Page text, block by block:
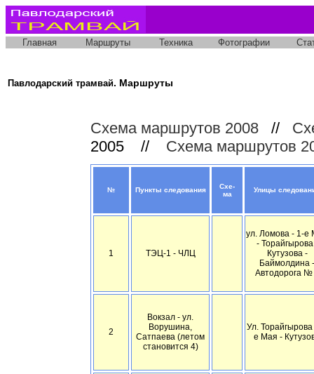
Главная Маршруты Техника Фотографии
Павлодарский трамвай. Маршруты
Схема маршрутов 2008 //
2005 // Схема маршрутов
№ Пункты следования
Схе-
ма
Улицы
1 ТЭЦ-1 - ЧЛЦ
ул. Ломова - 1-е
-
Кутузова -
Баймолдина -
Автодорога №
2
Вокзал - ул.
Ворушина,
Сатпаева (летом
становится 4)
Ул. Торайгырова
е Мая -